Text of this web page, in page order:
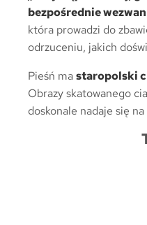
bezpośrednie
która prowadzi do
odrzuceniu, jakich
Pieśń mastaropolski
Obrazy skatowanego
doskonale nadaje się na